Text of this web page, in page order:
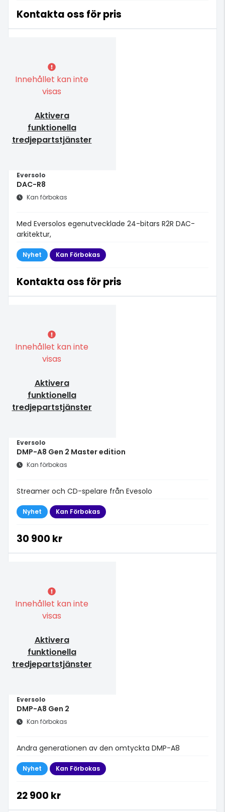
Kontakta oss för pris
Innehållet kan inte
visas
Aktivera
funktionella
tredjepartstjänster
Eversolo
DAC-R8
Kan förbokas
Med Eversolos egenutvecklade 24-bitars R2R DAC-
arkitektur,
Nyhet Kan Förbokas
Kontakta oss för pris
Innehållet kan inte
visas
Aktivera
funktionella
tredjepartstjänster
Eversolo
DMP-A8 Gen 2 Master edition
Kan förbokas
Streamer och CD-spelare från Evesolo
Nyhet Kan Förbokas
30 900 kr
Innehållet kan inte
visas
Aktivera
funktionella
tredjepartstjänster
Eversolo
DMP-A8 Gen 2
Kan förbokas
Andra generationen av den omtyckta DMP-A8
Nyhet Kan Förbokas
22 900 kr